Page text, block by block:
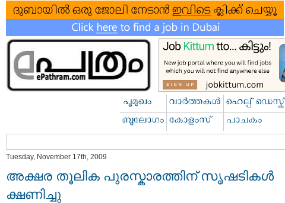
Tuesday, November 17th, 2009
അക്ഷര തൂലിക പുരസ്കാരത്തിന് സൃഷടികള്‍
ക്ഷണിച്ചു